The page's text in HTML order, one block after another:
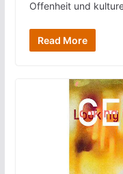
Offenheit und
Read More